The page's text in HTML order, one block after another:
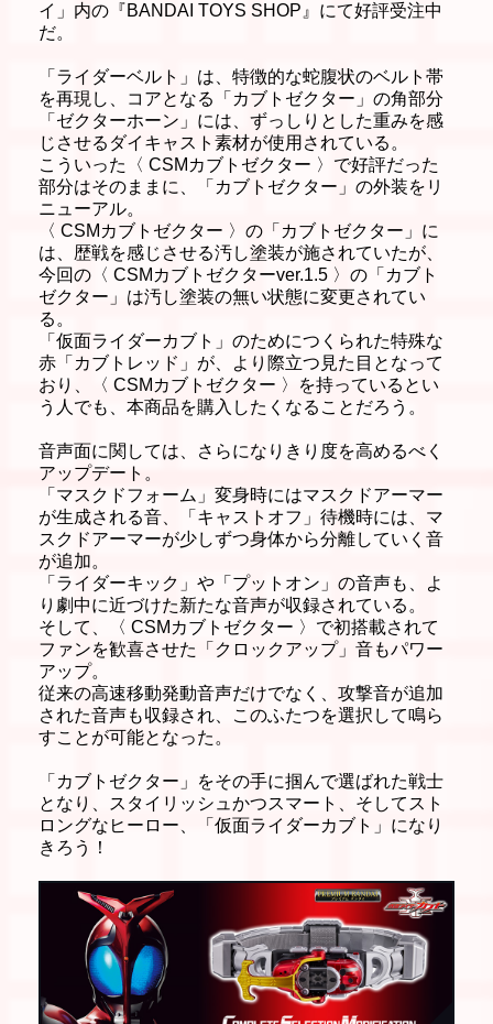
イ」内の『BANDAI TOYS SHOP』にて好評受注中
だ。
「ライダーベルト」は、特徴的な蛇腹状のベルト帯
を再現し、コアとなる「カブトゼクター」の角部分
「ゼクターホーン」には、ずっしりとした重みを感
じさせるダイキャスト素材が使用されている。
こういった〈 CSMカブトゼクター 〉で好評だった
部分はそのままに、「カブトゼクター」の外装をリ
ニューアル。
〈 CSMカブトゼクター 〉の「カブトゼクター」に
は、歴戦を感じさせる汚し塗装が施されていたが、
今回の〈 CSMカブトゼクターver.1.5 〉の「カブト
ゼクター」は汚し塗装の無い状態に変更されてい
る。
「仮面ライダーカブト」のためにつくられた特殊な
赤「カブトレッド」が、より際立つ見た目となって
おり、〈 CSMカブトゼクター 〉を持っているとい
う人でも、本商品を購入したくなることだろう。
音声面に関しては、さらになりきり度を高めるべく
アップデート。
「マスクドフォーム」変身時にはマスクドアーマー
が生成される音、「キャストオフ」待機時には、マ
スクドアーマーが少しずつ身体から分離していく音
が追加。
「ライダーキック」や「プットオン」の音声も、よ
り劇中に近づけた新たな音声が収録されている。
そして、〈 CSMカブトゼクター 〉で初搭載されて
ファンを歓喜させた「クロックアップ」音もパワー
アップ。
従来の高速移動発動音声だけでなく、攻撃音が追加
された音声も収録され、このふたつを選択して鳴ら
すことが可能となった。
「カブトゼクター」をその手に掴んで選ばれた戦士
となり、スタイリッシュかつスマート、そしてスト
ロングなヒーロー、「仮面ライダーカブト」になり
きろう！